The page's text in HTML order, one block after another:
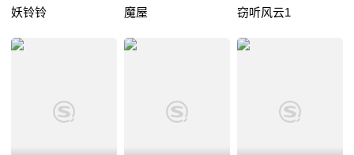
妖铃铃 魔屋 窃听风云1